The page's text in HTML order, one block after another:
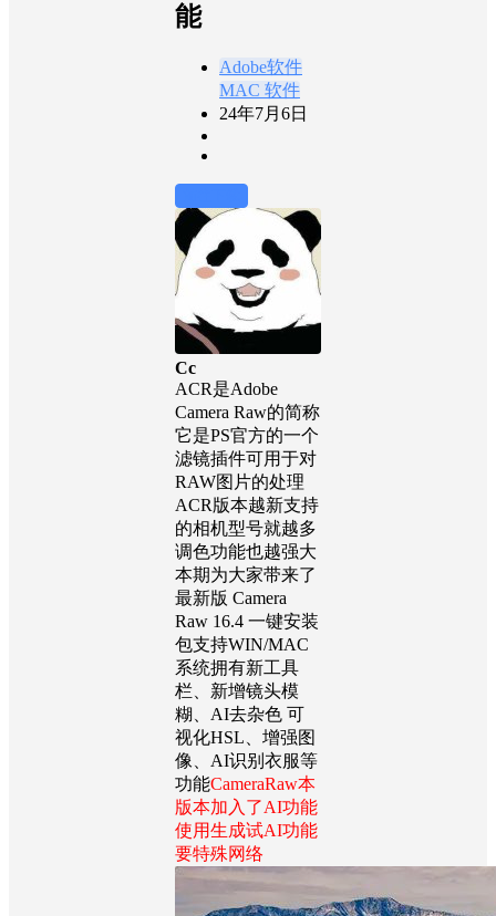
能
Adobe软件
MAC 软件
24年7月6日
Cc
ACR是Adobe
Camera Raw的简称
它是PS官方的一个
滤镜插件可用于对
RAW图片的处理
ACR版本越新支持
的相机型号就越多
调色功能也越强大
本期为大家带来了
最新版 Camera
Raw 16.4 一键安装
包支持WIN/MAC
系统拥有新工具
栏、新增镜头模
糊、AI去杂色 可
视化HSL、增强图
像、AI识别衣服等
功能CameraRaw本
版本加入了AI功能
使用生成试AI功能
要特殊网络